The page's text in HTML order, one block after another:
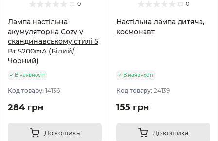
0
Лампа настільна
акумуляторна Cozy у
скандинавському стилі 5
Вт 5200mA (Білий/
Чорний)
В наявності
Код товару: 14136
284 грн
До кошика
0
Настільна лампа дитяча,
космонавт
В наявності
Код товару: 24139
155 грн
До кошика